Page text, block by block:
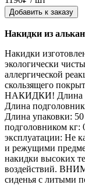
Добавить к заказу
Накидки из
Накидки
экологически
аллергической
скользящего
НАКИДКИ! Длина
Длина
Длина упаковки:
подголовником кг:
эксплуатации: Не
и режущими
накидки высоких
воздействий.
сиденья с литыми